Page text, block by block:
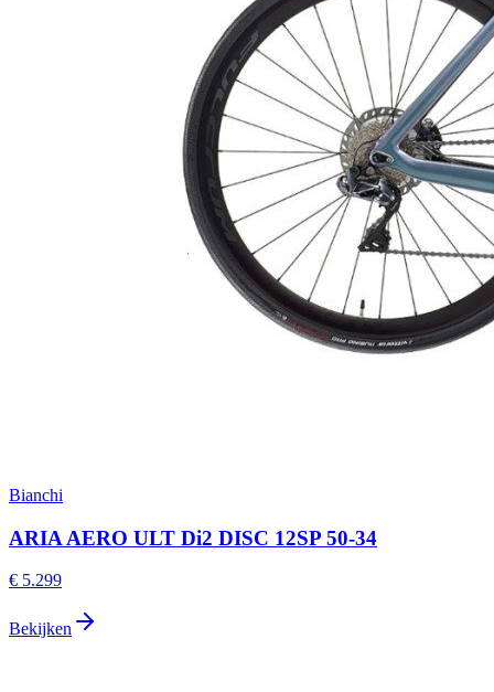
Bianchi
ARIA AERO ULT Di2 DISC 12SP 50-34
€ 5.299
Bekijken